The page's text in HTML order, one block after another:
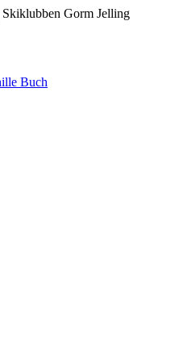
Gorm Jelling
Buch